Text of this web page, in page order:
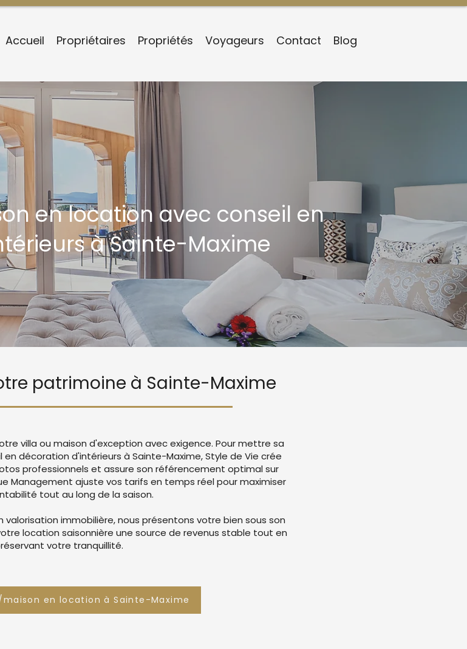
Accueil Propriétaires Propriétés Voyageurs Contact Blog
en location avec conseil en
à Sainte-Maxime
patrimoine à Sainte-Maxime
villa ou maison d'exception avec exigence. Pour mettre sa
décoration d'intérieurs à Sainte-Maxime, Style de Vie crée
professionnels et assure son référencement optimal sur
Management ajuste vos tarifs en temps réel pour maximiser
tout au long de la saison.
valorisation immobilière, nous présentons votre bien sous son
location saisonnière une source de revenus stable tout en
votre tranquillité.
en location à Sainte-Maxime